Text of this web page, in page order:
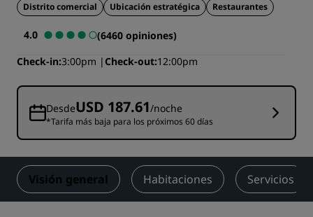
Distrito comercial Ubicación estratégica Restaurantes
4.0
(6460 opiniones)
Check-in 3:00pm Check-out 12:00pm
DesdeUSD 187.61/noche
*Tarifa más baja para los próximos 60 días
Visión general Habitaciones Servicios